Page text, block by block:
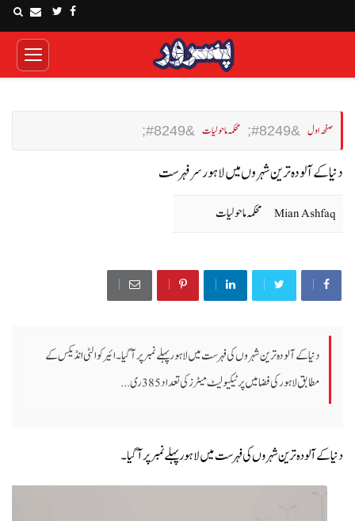
صفحہ اول محکمہ ماحولیات
دنیا کے آلودہ ترین شہروں میں لاہور سرفہرست
Mian Ashfaq محکمہ ماحولیات
دنیا کے آلودہ ترین شہروں کی فہرست میں لاہور پہلے نمبر پر آ گیا۔ ائیرکوالٹی انڈیکس کے
مطابق لاہور کی فضا میں پرٹیکیولیٹ میٹرز کی تعداد 385 ری...
دنیا کے آلودہ ترین شہروں کی فہرست میں لاہور پہلے نمبر پر آ گیا۔